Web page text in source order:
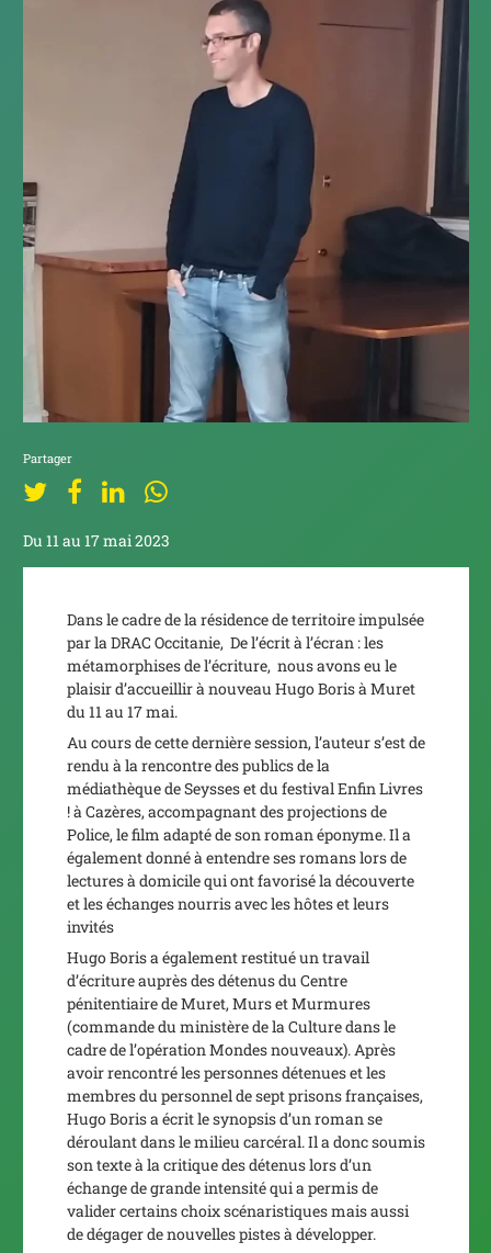
Partager
Du 11 au 17 mai 2023
Dans le cadre de la résidence de territoire impulsée
par la DRAC Occitanie, De l’écrit à l’écran : les
métamorphises de l’écriture, nous avons eu le
plaisir d’accueillir à nouveau Hugo Boris à Muret
du 11 au 17 mai.
Au cours de cette dernière session, l’auteur s’est de
rendu à la rencontre des publics de la
médiathèque de Seysses et du festivalEnfin Livres
!à Cazères, accompagnant des projections de
Police, le film adapté de son roman éponyme. Il a
également donné à entendre ses romans lors de
lectures à domicile qui ont favorisé la découverte
et les échanges nourris avec les hôtes et leurs
invités
Hugo Boris a également restitué un travail
d’écriture auprès des détenus du Centre
pénitentiaire de Muret,Murs et Murmures
(commande du ministère de la Culture dans le
cadre de l’opération Mondes nouveaux).Après
avoir rencontré les personnes détenues et les
membres du personnel de sept prisons françaises,
Hugo Boris a écrit le synopsis d’un roman se
déroulant dans le milieu carcéral. Il a donc soumis
son texte à la critique des détenus lors d’un
échange de grande intensité qui a permis de
valider certains choix scénaristiques mais aussi
de dégager de nouvelles pistes à développer.